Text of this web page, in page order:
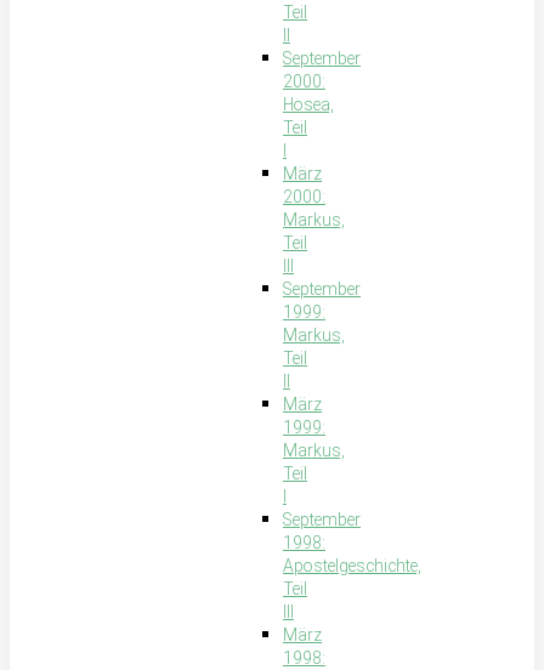
Teil
September
2000:
Hosea,
Teil
März
2000:
Markus,
Teil
September
1999:
Markus,
Teil
März
1999:
Markus,
Teil
September
1998:
Apostelgeschichte,
Teil
März
1998: